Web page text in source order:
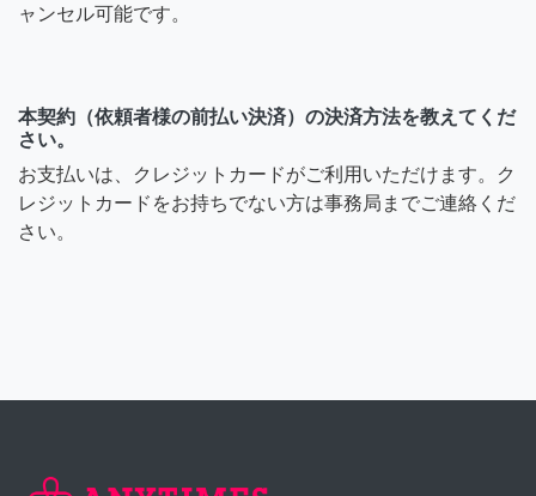
ャンセル可能です。
本契約（依頼者様の前払い決済）の決済方法を教えてくだ
さい。
お支払いは、クレジットカードがご利用いただけます。ク
レジットカードをお持ちでない方は事務局までご連絡くだ
さい。